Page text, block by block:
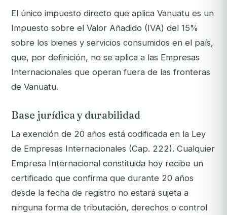
El único impuesto directo que aplica Vanuatu es un
Impuesto sobre el Valor Añadido (IVA) del 15%
sobre los bienes y servicios consumidos en el país,
que, por definición, no se aplica a las Empresas
Internacionales que operan fuera de las fronteras
de Vanuatu.
Base jurídica y durabilidad
La exención de 20 años está codificada en la Ley
de Empresas Internacionales (Cap. 222). Cualquier
Empresa Internacional constituida hoy recibe un
certificado que confirma que durante 20 años
desde la fecha de registro no estará sujeta a
ninguna forma de tributación, derechos o control